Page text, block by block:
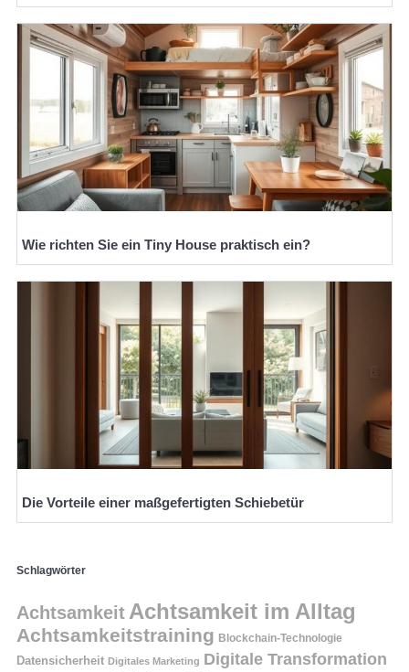
Wie richten Sie ein Tiny House praktisch ein?
Die Vorteile einer maßgefertigten Schiebetür
Schlagwörter
Achtsamkeit Achtsamkeit im Alltag
Achtsamkeitstraining Blockchain-Technologie
Datensicherheit Digitales Marketing Digitale Transformation